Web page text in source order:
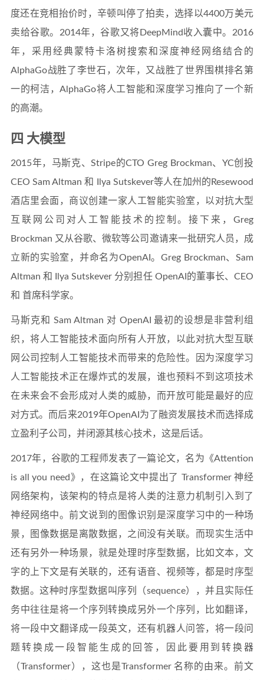
度还在竞相抬价时，辛顿叫停了拍卖，选择以4400万美元
卖给谷歌。2014年，谷歌又将DeepMind收入囊中。2016
年，采用经典蒙特卡洛树搜索和深度神经网络结合的
AlphaGo战胜了李世石，次年，又战胜了世界围棋排名第
一的柯洁，AlphaGo将人工智能和深度学习推向了一个新
的高潮。
四 大模型
2015年，马斯克、Stripe的CTO Greg Brockman、YC创投
CEO Sam Altman 和 Ilya Sutskever等人在加州的Resewood
酒店里会面，商议创建一家人工智能实验室，以对抗大型
互联网公司对人工智能技术的控制。接下来，Greg
Brockman 又从谷歌、微软等公司邀请来一批研究人员，成
立新的实验室，并命名为OpenAI。Greg Brockman、Sam
Altman 和 Ilya Sutskever 分别担任 OpenAI的董事长、CEO
和 首席科学家。
马斯克和 Sam Altman 对 OpenAI 最初的设想是非营利组
织，将人工智能技术面向所有人开放，以此对抗大型互联
网公司控制人工智能技术而带来的危险性。因为深度学习
人工智能技术正在爆炸式的发展，谁也预料不到这项技术
在未来会不会形成对人类的威胁，而开放可能是最好的应
对方式。而后来2019年OpenAI为了融资发展技术而选择成
立盈利子公司，并闭源其核心技术，这是后话。
2017年，谷歌的工程师发表了一篇论文，名为《Attention
is all you need》，在这篇论文中提出了 Transformer 神经
网络架构，该架构的特点是将人类的注意力机制引入到了
神经网络中。前文说到的图像识别是深度学习中的一种场
景，图像数据是离散数据，之间没有关联。而现实生活中
还有另外一种场景，就是处理时序型数据，比如文本，文
字的上下文是有关联的，还有语音、视频等，都是时序型
数据。这种时序型数据叫序列（sequence），并且实际任
务中往往是将一个序列转换成另外一个序列，比如翻译，
将一段中文翻译成一段英文，还有机器人问答，将一段问
题转换成一段智能生成的回答，因此要用到转换器
（Transformer），这也是Transformer 名称的由来。前文